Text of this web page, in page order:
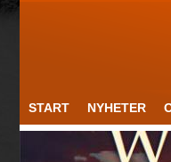
START NYHETER